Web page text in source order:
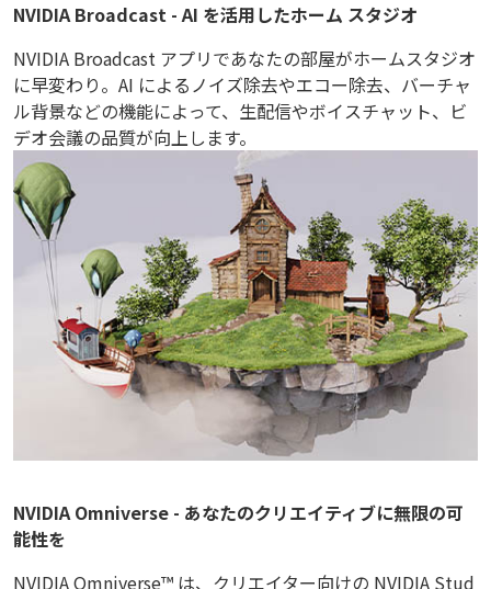
NVIDIA Broadcast - AI を活用したホーム スタジオ
NVIDIA Broadcast アプリであなたの部屋がホームスタジオ
に早変わり。AI によるノイズ除去やエコー除去、バーチャ
ル背景などの機能によって、生配信やボイスチャット、ビ
デオ会議の品質が向上します。
NVIDIA Omniverse - あなたのクリエイティブに無限の可
能性を
NVIDIA Omniverse™ は、クリエイター向けの NVIDIA Stud